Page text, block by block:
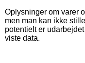
Oplysninger om varer
men man kan ikke
potentielt er
viste data.